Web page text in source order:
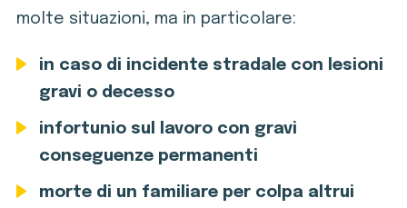
molte situazioni, ma in particolare:
in caso di incidente stradale con lesioni
gravi o decesso
infortunio sul lavoro con gravi
conseguenze permanenti
morte di un familiare per colpa altrui